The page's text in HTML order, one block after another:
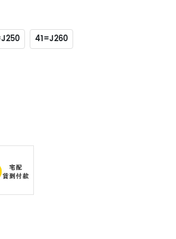
41=J260